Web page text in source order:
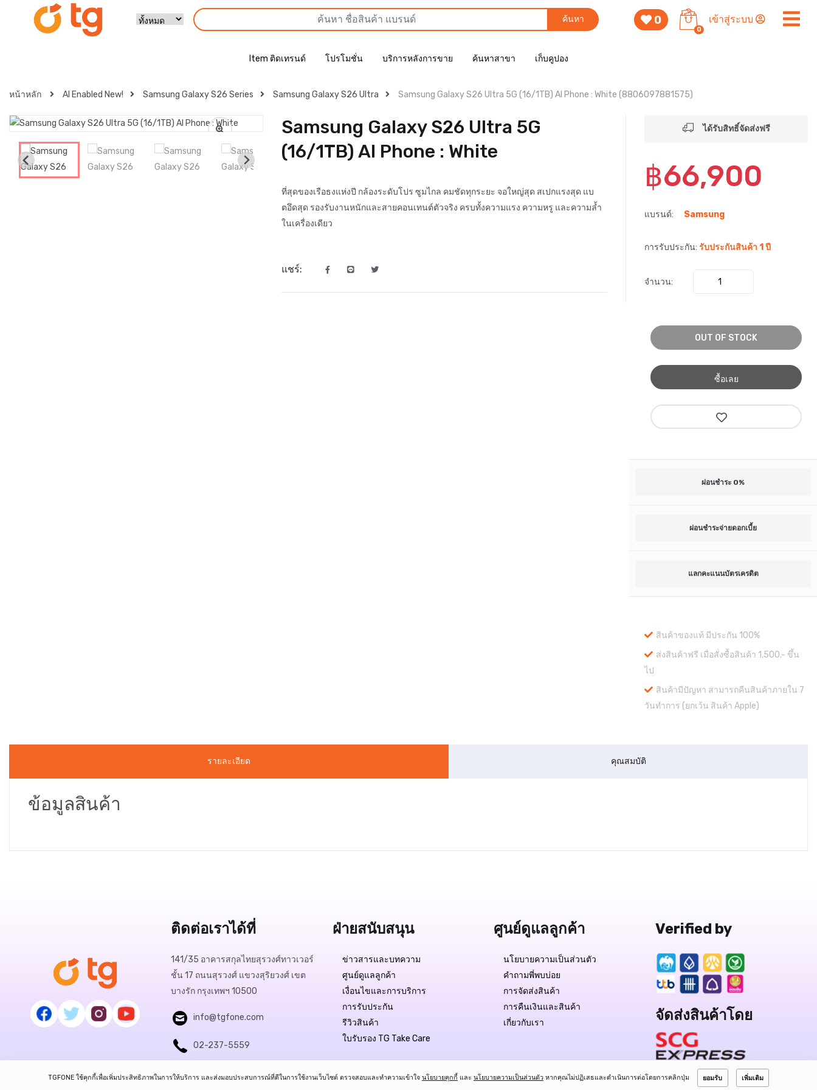
ค้นหา 0
0
เข้าสู่ระบบ
Item ติดเทรนด์ โปรโมชั่น บริการหลังการขาย ค้นหาสาขา เก็บคูปอง
หน้าหลัก AI Enabled New! Samsung Galaxy S26 Series Samsung Galaxy S26 Ultra Samsung Galaxy S26 Ultra 5G (16/1TB) AI Phone : White (8806097881575)
Samsung Galaxy S26 Ultra 5G
(16/1TB) AI Phone : White
ที่สุดของเรือธงแห่งปี กล้องระดับโปร ซูมไกล คมชัดทุกระยะ จอใหญ่สุด สเปกแรงสุด แบ
ตอึดสุด รองรับงานหนักและสายคอนเทนต์ตัวจริง ครบทั้งความแรง ความหรู และความล้ำ
ในเครื่องเดียว
แชร์:
ได้รับสิทธิ์จัดส่งฟรี
฿66,900
แบรนด์: Samsung
การรับประกัน: รับประกันสินค้า 1 ปี
จำนวน:
OUT OF STOCK
ซื้อเลย
ผ่อนชำระ 0%
ผ่อนชำระจ่ายดอกเบี้ย
แลกคะแนนบัตรเครดิต
สินค้าของแท้ มีประกัน 100%
ส่งสินค้าฟรี เมื่อสั่งซื้อสินค้า 1,500.- ขึ้น
ไป
สินค้ามีปัญหา สามารถคืนสินค้าภายใน 7
วันทำการ (ยกเว้น สินค้า Apple)
รายละเอียด คุณสมบัติ
ข้อมูลสินค้า
ติดต่อเราได้ที่
141/35 อาคารสกุลไทยสุรวงศ์ทาวเวอร์
ชั้น 17 ถนนสุรวงศ์ แขวงสุริยวงศ์ เขต
บางรัก กรุงเทพฯ 10500
info@tgfone.com
02-237-5559
ฝ่ายสนับสนุน
ข่าวสารและบทความ
ศูนย์ดูแลลูกค้า
เงื่อนไขและการบริการ
การรับประกัน
รีวิวสินค้า
ใบรับรอง TG Take Care
ศูนย์ดูแลลูกค้า
นโยบายความเป็นส่วนตัว
คำถามพี่พบบ่อย
การจัดส่งสินค้า
การคืนเงินและสินค้า
เกี่ยวกับเรา
Verified by
จัดส่งสินค้าโดย
TGFONE ใช้คุกกี้เพื่อเพิ่มประสิทธิภาพในการให้บริการ และส่งมอบประสบการณ์ที่ดีในการใช้งานเว็บไซต์ ตรวจสอบและทำความเข้าใจ นโยบายคุกกี้ และ นโยบายความเป็นส่วนตัวหากคุณไม่ปฏิเสธและดำเนินการต่อโดยการคลิกปุ่ม ยอมรับ เพิ่มเติม